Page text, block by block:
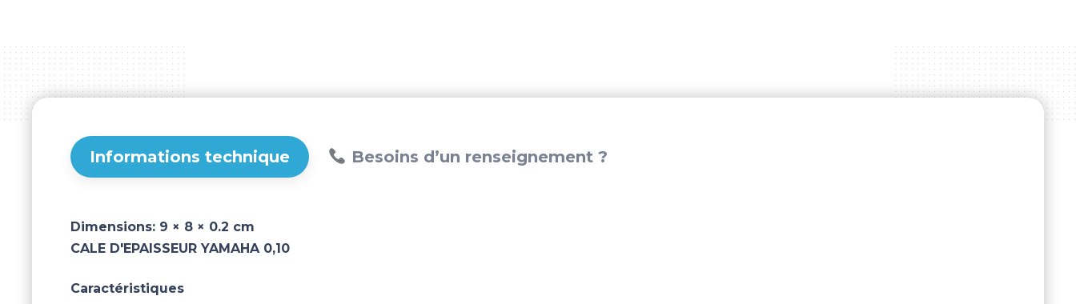
Informations technique Besoins d’un renseignement ?
Dimensions: 9 × 8 × 0.2 cm
CALE D'EPAISSEUR YAMAHA 0,10
Caractéristiques